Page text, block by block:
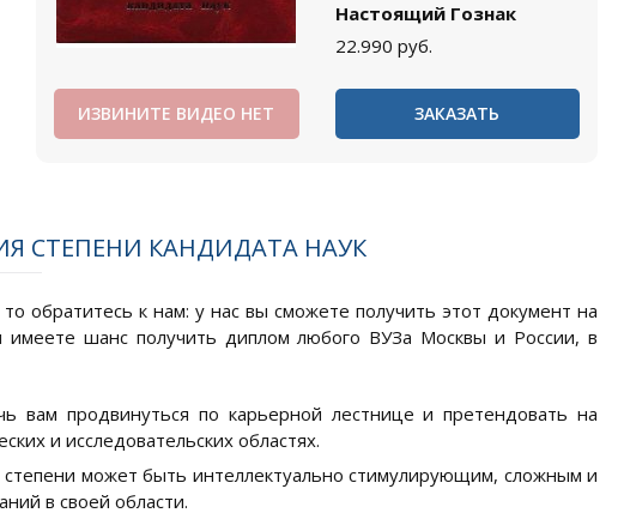
Настоящий Гознак
22.990 руб.
ИЗВИНИТЕ ВИДЕО НЕТ ЗАКАЗАТЬ
СТЕПЕНИ КАНДИДАТА НАУК
обратитесь к нам: у нас вы сможете получить этот документ на
шанс получить диплом любого ВУЗа Москвы и России, в
вам продвинуться по карьерной лестнице и претендовать на
и исследовательских областях.
степени может быть интеллектуально стимулирующим, сложным и
в своей области.